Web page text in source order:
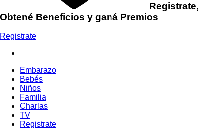
Registrate,
Obtené Beneficios y ganá Premios
Registrate
Embarazo
Bebés
Niños
Familia
Charlas
TV
Registrate